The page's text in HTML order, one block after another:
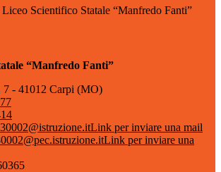
Liceo Scientifico Statale “Manfredo Fanti”
“Manfredo Fanti”
7 - 41012 Carpi (MO)
Link per inviare una mail
Link per inviare una